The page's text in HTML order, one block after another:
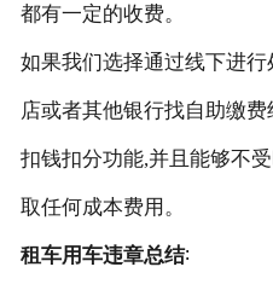
都有一定的收费。
如果我们选择通过线下进
店或者其他银行找自助缴
扣钱扣分功能,并且能够不
取任何成本费用。
租车用车违章总结∶